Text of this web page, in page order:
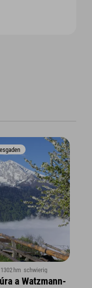
1302 hm schwierig
a Watzmann-